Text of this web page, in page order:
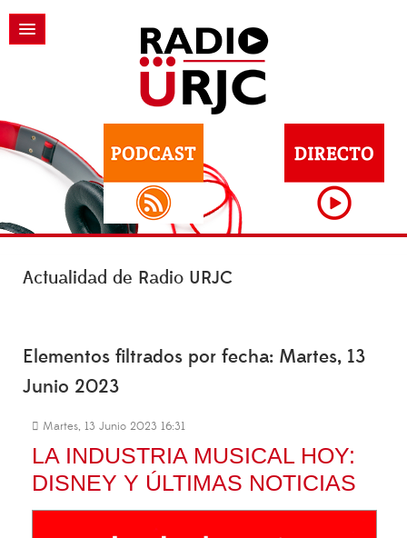
Actualidad de Radio URJC
Elementos filtrados por fecha: Martes, 13
Junio 2023
Martes, 13 Junio 2023 16:31
LA INDUSTRIA MUSICAL HOY:
DISNEY Y ÚLTIMAS NOTICIAS